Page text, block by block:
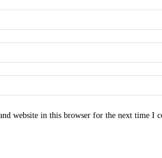
website in this browser for the next time I